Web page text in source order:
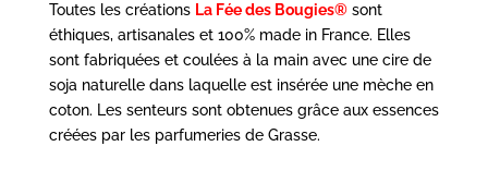
Toutes les créations La Fée des Bougies® sont
éthiques, artisanales et 100% made in France. Elles
sont fabriquées et coulées à la main avec une cire de
soja naturelle dans laquelle est insérée une mèche en
coton. Les senteurs sont obtenues grâce aux essences
créées par les parfumeries de Grasse.